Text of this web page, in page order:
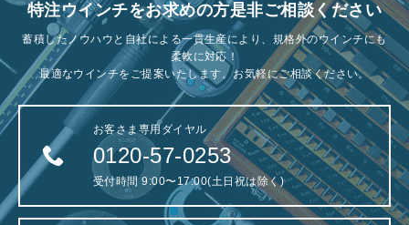
特注ウインチをお求めの方是非ご相談ください
蓄積したノウハウと自社による一貫生産により、規格外のウインチにも
柔軟に対応！
最適なウインチをご提案いたします。お気軽にご相談ください。
お客さま専用ダイヤル
0120-57-0253
受付時間 9:00〜17:00(土日祝は除く)